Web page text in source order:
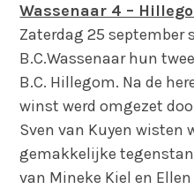
Wassenaar 4 –
Zaterdag 25 september
B.C.Wassenaar hun
B.C. Hillegom. Na de
winst werd omgezet
Sven van Kuyen wisten
gemakkelijke
van Mineke Kiel en